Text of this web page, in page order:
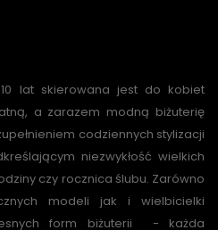
lat skierowana jest do kobiet
a zarazem modną biżuterię
codziennych stylizacji
niezwykłość wielkich
czy rocznica ślubu. Zarówno
modeli jak i wielbicielki
form biżuterii - każda